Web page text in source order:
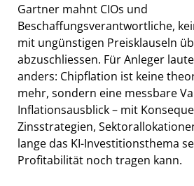
Gartner mahnt CIOs und
Beschaffungsverantwortliche,
mit ungünstigen Preisklauseln
abzuschliessen. Für Anleger
anders: Chipflation ist keine
mehr, sondern eine messbare
Inflationsausblick – mit
Zinsstrategien,
lange das KI-Investitionsthema
Profitabilität noch tragen kann.